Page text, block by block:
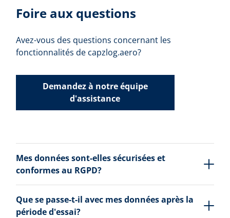
Foire aux questions
Avez-vous des questions concernant les
fonctionnalités de capzlog.aero?
Demandez à notre équipe
d'assistance
Mes données sont-elles sécurisées et
conformes au RGPD?
Que se passe-t-il avec mes données après la
période d'essai?